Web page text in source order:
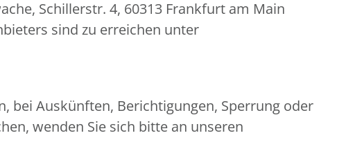
Schillerstr. 4, 60313 Frankfurt am Main
sind zu erreichen unter
bei Auskünften, Berichtigungen, Sperrung oder
wenden Sie sich bitte an unseren